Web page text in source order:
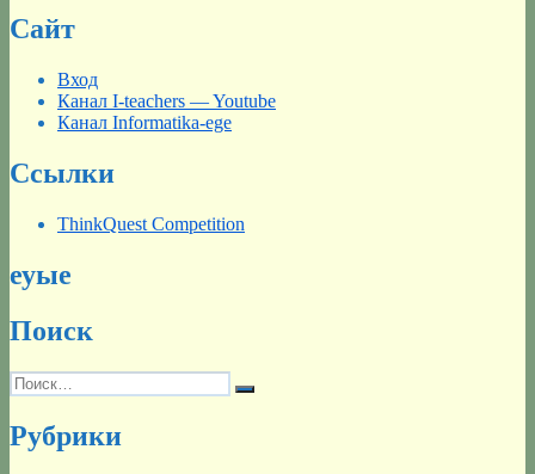
Сайт
Вход
Канал I-teachers — Youtube
Канал Informatika-ege
Ссылки
ThinkQuest Competition
еуые
Поиск
Искать:
Поиск
Рубрики